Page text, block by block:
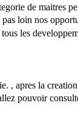
de maitres
loin nos
les
, apres la
pouvoir